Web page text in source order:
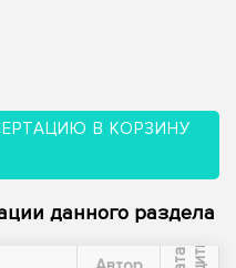
В КОРЗИНУ
данного раздела